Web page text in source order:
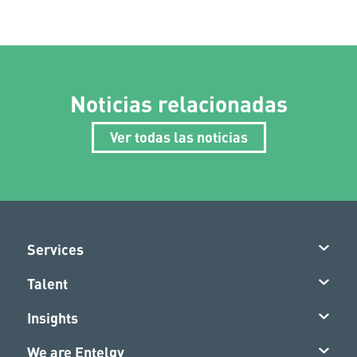
Noticias relacionadas
Ver todas las noticias
Services
Talent
Insights
We are Entelgy